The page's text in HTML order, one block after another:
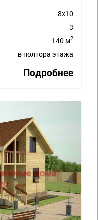
8х10
3
140 м2
в полтора этажа
Подробнее